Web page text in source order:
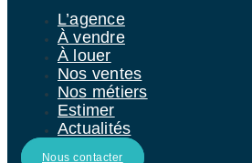
L’agence
À vendre
À louer
Nos ventes
Nos métiers
Estimer
Actualités
Nous contacter